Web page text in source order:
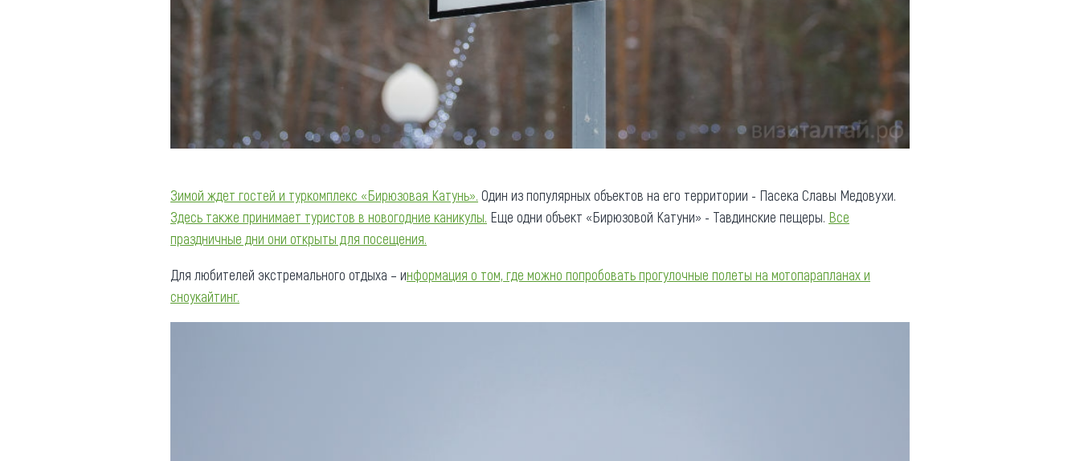
Зимой ждет гостей и туркомплекс «Бирюзовая Катунь». Один из популярных объектов на его территории - Пасека Славы Медовухи.
Здесь также принимает туристов в новогодние каникулы. Еще одни объект «Бирюзовой Катуни» - Тавдинские пещеры. Все
праздничные дни они открыты для посещения.
Для любителей экстремального отдыха – информация о том, где можно попробовать прогулочные полеты на мотопарапланах и
сноукайтинг.